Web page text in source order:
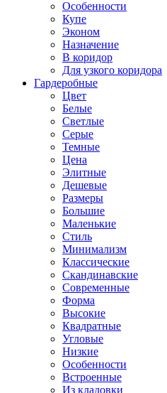
Особенности
Купе
Эконом
Назначение
В коридор
Для узкого коридора
Гардеробные
Цвет
Белые
Светлые
Серые
Темные
Цена
Элитные
Дешевые
Размеры
Большие
Маленькие
Стиль
Минимализм
Классические
Скандинавские
Современные
Форма
Высокие
Квадратные
Угловые
Низкие
Особенности
Встроенные
Из кладовки